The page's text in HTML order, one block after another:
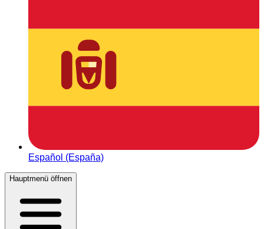
Español (España)
Hauptmenü öffnen